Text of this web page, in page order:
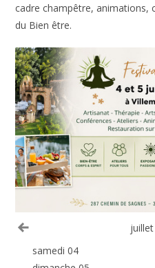
cadre champêtre, animations,
du Bien être.
samedi 04